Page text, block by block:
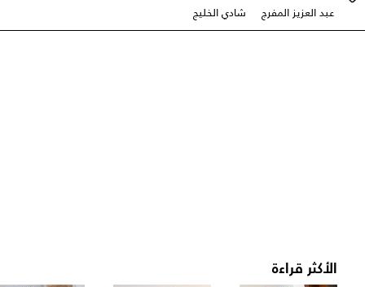
عبد العزيز المفرج
شادي الخليج
الأكثر قراءة